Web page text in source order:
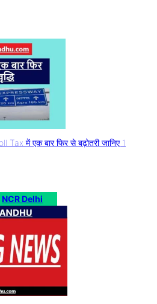
में एक बार फिर से बढ़ोतरी जानिए 1
NCR Delhi